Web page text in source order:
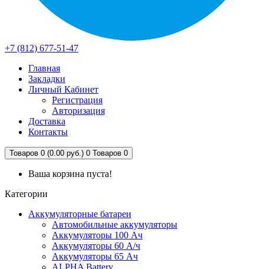
+7 (812) 677-51-47
Главная
Закладки
Личный Кабинет
Регистрация
Авторизация
Доставка
Контакты
Товаров 0 (0.00 руб.) 0 Товаров 0
Ваша корзина пуста!
Категории
Аккумуляторные батареи
Автомобильные аккумуляторы
Аккумуляторы 100 Ач
Аккумуляторы 60 А/ч
Аккумуляторы 65 Ач
ALPHA Battery